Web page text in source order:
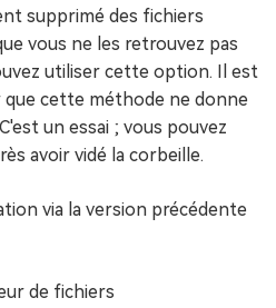
supprimé des fichiers
vous ne les retrouvez pas
utiliser cette option. Il est
cette méthode ne donne
un essai ; vous pouvez
avoir vidé la corbeille.
via la version précédente
de fichiers